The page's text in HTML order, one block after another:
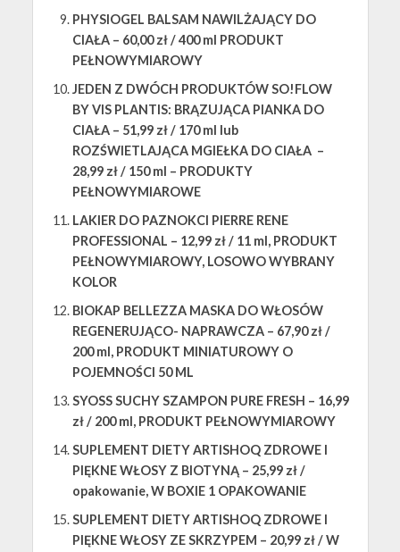
PHYSIOGEL BALSAM NAWILŻAJĄCY DO
CIAŁA – 60,00 zł / 400 ml PRODUKT
PEŁNOWYMIAROWY
JEDEN Z DWÓCH PRODUKTÓW SO!FLOW
BY VIS PLANTIS: BRĄZUJĄCA PIANKA DO
CIAŁA – 51,99 zł / 170 ml lub
ROZŚWIETLAJĄCA MGIEŁKA DO CIAŁA –
28,99 zł / 150 ml – PRODUKTY
PEŁNOWYMIAROWE
LAKIER DO PAZNOKCI PIERRE RENE
PROFESSIONAL – 12,99 zł / 11 ml, PRODUKT
PEŁNOWYMIAROWY, LOSOWO WYBRANY
KOLOR
BIOKAP BELLEZZA MASKA DO WŁOSÓW
REGENERUJĄCO- NAPRAWCZA – 67,90 zł /
200 ml, PRODUKT MINIATUROWY O
POJEMNOŚCI 50 ML
SYOSS SUCHY SZAMPON PURE FRESH – 16,99
zł / 200 ml, PRODUKT PEŁNOWYMIAROWY
SUPLEMENT DIETY ARTISHOQ ZDROWE I
PIĘKNE WŁOSY Z BIOTYNĄ – 25,99 zł /
opakowanie, W BOXIE 1 OPAKOWANIE
SUPLEMENT DIETY ARTISHOQ ZDROWE I
PIĘKNE WŁOSY ZE SKRZYPEM – 20,99 zł / W